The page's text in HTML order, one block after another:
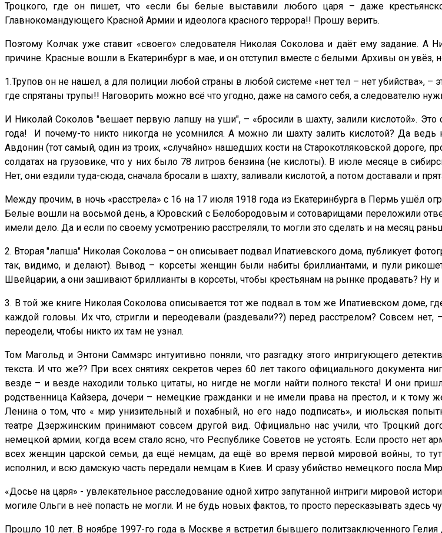
Троцкого, где он пишет, что «если бы белые выставили любого царя – даже
Главнокомандующего Красной Армии и идеолога красного террора!! Прошу верить.
Поэтому Колчак уже ставит «своего» следователя Николая Соколова и даёт ему задание.
причине. Красные вошли в Екатеринбург в мае, и он отступил вместе с белыми. Архивы он
1.Трупов он не нашел, а для полиции любой страны в любой системе «нет тел – нет убийства», –
где спрятаны трупы!! Наговорить можно всё что угодно, даже на самого себя, а следователю
И Николай Соколов "вешает первую лапшу на уши", – «бросили в шахту, залили кислотой».
года! И почему-то никто никогда не усомнился. А можно ли шахту залить кислотой? Да ведь
Авдонин (тот самый, один из троих, «случайно» нашедших кости на Старокотляковской дороге,
солдатах на грузовике, что у них было 78 литров бензина (не кислоты). В июле месяце в
Нет, они ездили туда-сюда, сначала бросали в шахту, заливали кислотой, а потом доставали и
Между прочим, в ночь «расстрела» с 16 на 17 июля 1918 года из Екатеринбурга в Пермь
Белые вошли на восьмой день, а Юровский с Белобородовым и сотоварищами переложили
имели дело. Да и если по своему усмотрению расстреляли, то могли это сделать и на месяц
2. Вторая "лапша" Николая Соколова – он описывает подвал Ипатиевского дома, публикует
так, видимо, и делают). Вывод – корсеты женщин были набиты бриллиантами, и пули
Швейцарии, а они зашивают бриллианты в корсеты, чтобы крестьянам на рынке продавать? Ну и
3. В той же книге Николая Соколова описывается тот же подвал в том же Ипатиевском доме,
каждой головы. Их что, стригли и переодевали (раздевали??) перед расстрелом? Совсем
переодели, чтобы никто их там не узнал.
Том Магольд и Энтони Саммэрс интуитивно поняли, что разгадку этого интригующего
текста. И что же?? При всех снятиях секретов через 60 лет такого официального документа
везде – и везде находили только цитаты, но нигде не могли найти полного текста! И они
родственница Кайзера, дочери – немецкие гражданки и не имели права на престол, и к
Ленина о том, что « мир унизительный и похабный, но его надо подписать», и июльская
театре Дзержинским принимают совсем другой вид. Официально нас учили, что Троцкий
немецкой армии, когда всем стало ясно, что Республике Советов не устоять. Если просто нет
всех женщин царской семьи, да ещё немцам, да ещё во время первой мировой войны, то
исполнил, и всю дамскую часть передали немцам в Киев. И сразу убийство немецкого посла
«Досье на царя» - увлекательное расследование одной хитро запутанной интриги мировой
могиле Ольги в неё попасть не могли. И не будь новых фактов, то просто пересказывать здесь
Прошло 10 лет. В ноябре 1997-го года в Москве я встретил бывшего политзаключенного